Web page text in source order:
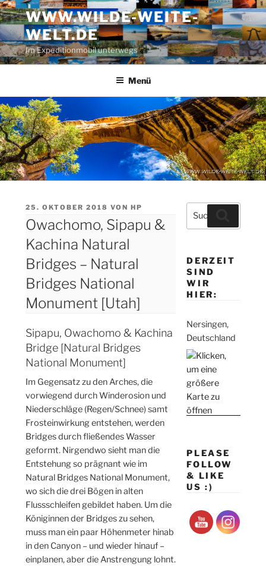
Zum
Inhalt
springen
WWW.WILDE-WEITE-
WELT.DE
Im Expeditionmobil unterwegs
Menü
VERÖFFENTLICHT
25. OKTOBER 2018 VONHP
Owachomo, Sipapu &
Kachina Natural
Bridges – Natural
Bridges National
Monument [Utah]
Sipapu, Owachomo & Kachina
Bridge [Natural Bridges
National Monument]
Im Gegensatz zu den Arches, die
vorwiegend durch Winderosion und
Niederschläge (Regen/Schnee) samt
Frosteinwirkung entstehen, werden
Bridges durch fließendes Wasser
geformt. Nirgendwo sieht man die
Entstehung so prägnant wie im
Natural Bridges National Monument,
wo sich die drei Bögen in alten
Flussschleifen gebildet haben. Um die
Königinnen der Bridges zu sehen,
muss man ein paar Höhenmeter hinab
in den Canyon – und wieder hinauf –
einplanen, aber die Anstrengung lohnt.
Suche
nach:
DERZEIT
SIND
WIR
HIER:
Nersingen,
Deutschland
PLEASE
FOLLOW
& LIKE
US :)